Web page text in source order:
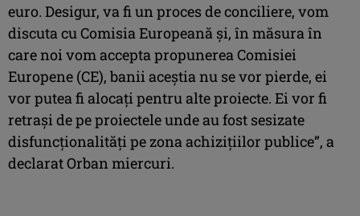
euro. Desigur, va fi un proces de conciliere, vom
discuta cu Comisia Europeană şi, în măsura în
care noi vom accepta propunerea Comisiei
Europene (CE), banii aceştia nu se vor pierde, ei
vor putea fi alocaţi pentru alte proiecte. Ei vor fi
retraşi de pe proiectele unde au fost sesizate
disfuncţionalităţi pe zona achiziţiilor publice”, a
declarat Orban miercuri.